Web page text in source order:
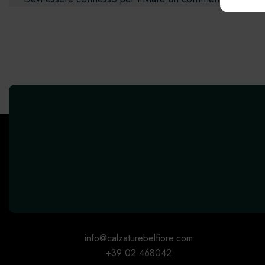
info@calzaturebelfiore.com
+39 02 468042